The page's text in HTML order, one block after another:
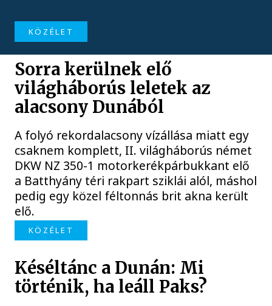
KÖZÉLET
Sorra kerülnek elő
világháborús leletek az
alacsony Dunából
A folyó rekordalacsony vízállása miatt egy
csaknem komplett, II. világháborús német
DKW NZ 350-1 motorkerékpárbukkant elő
a Batthyány téri rakpart sziklái alól, máshol
pedig egy közel féltonnás brit akna került
elő.
KÖZÉLET
Késéltánc a Dunán: Mi
történik, ha leáll Paks?